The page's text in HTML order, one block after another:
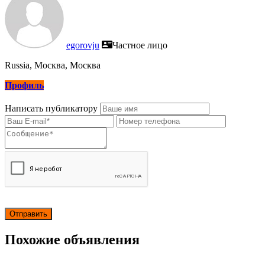
egorovju
Частное лицо
Russia, Москва, Москва
Профиль
Написать публикатору
Похожие объявления